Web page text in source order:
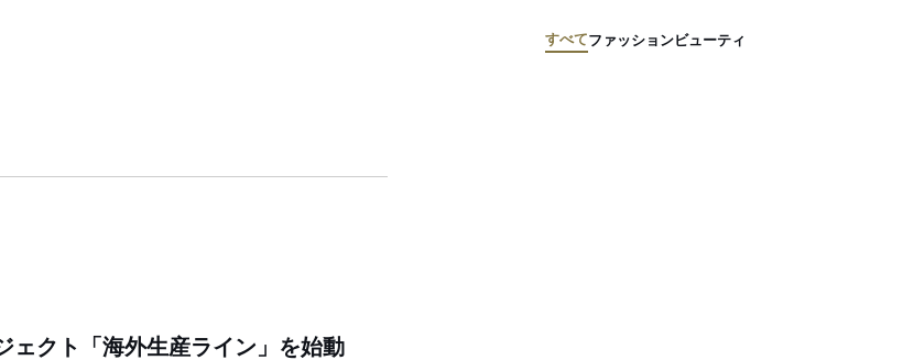
ェクト「海外生産ライン」を始動
すべてファッションビューティ